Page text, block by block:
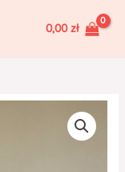
0,00zł